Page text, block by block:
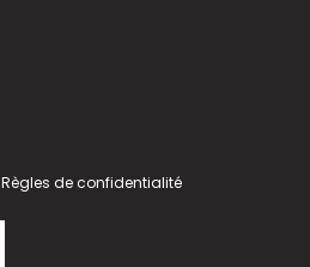
Règles de confidentialité